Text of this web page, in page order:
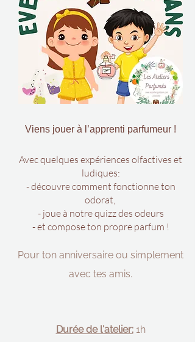
Viens jouer à l’apprenti parfumeur !
Avec quelques expériences olfactives et
ludiques:
- découvre comment fonctionne ton
odorat,
- joue à notre quizz des odeurs
- et compose ton propre parfum !
Pour ton anniversaire ou simplement
avec tes amis.
Durée de l'atelier:1h